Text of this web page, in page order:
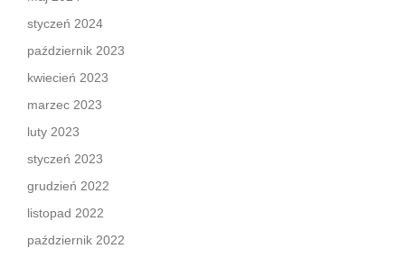
styczeń 2024
październik 2023
kwiecień 2023
marzec 2023
luty 2023
styczeń 2023
grudzień 2022
listopad 2022
październik 2022